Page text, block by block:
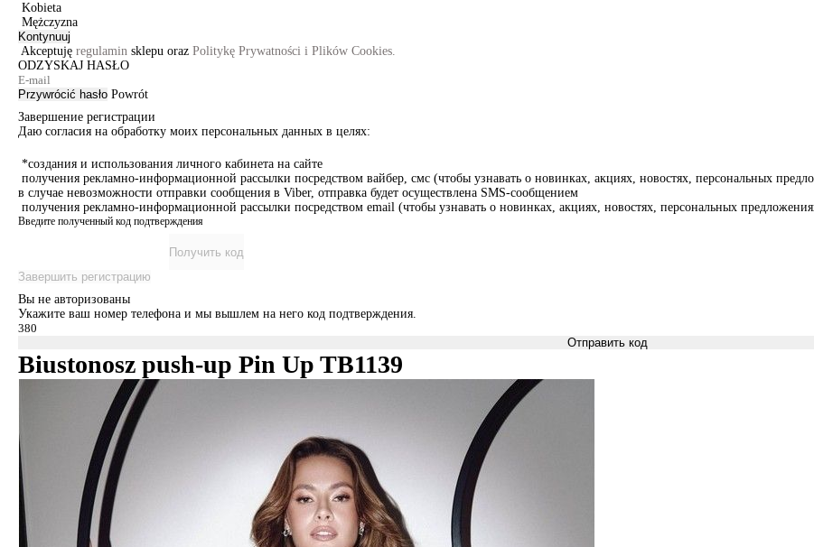
Kobieta
Mężczyzna
Kontynuuj
Akceptuję regulamin sklepu oraz Politykę Prywatności i Plików Cookies.
ODZYSKAJ HASŁO
Przywrócić hasło Powrót
Завершение регистрации
Даю согласия на обработку моих персональных данных в целях:
*создания и использования личного кабинета на сайте
получения рекламно-информационной рассылки посредством вайбер, смс (чтобы узнавать о новинках, акциях, новостях, персональных
в случае невозможности отправки сообщения в Viber, отправка будет осуществлена SMS-сообщением
получения рекламно-информационной рассылки посредством email (чтобы узнавать о новинках, акциях, новостях, персональных
Введите полученный код подтверждения
Получить код
Завершить регистрацию
Вы не авторизованы
Укажите ваш номер телефона и мы вышлем на него код подтверждения.
Отправить код
Biustonosz push-up Pin Up TB1139